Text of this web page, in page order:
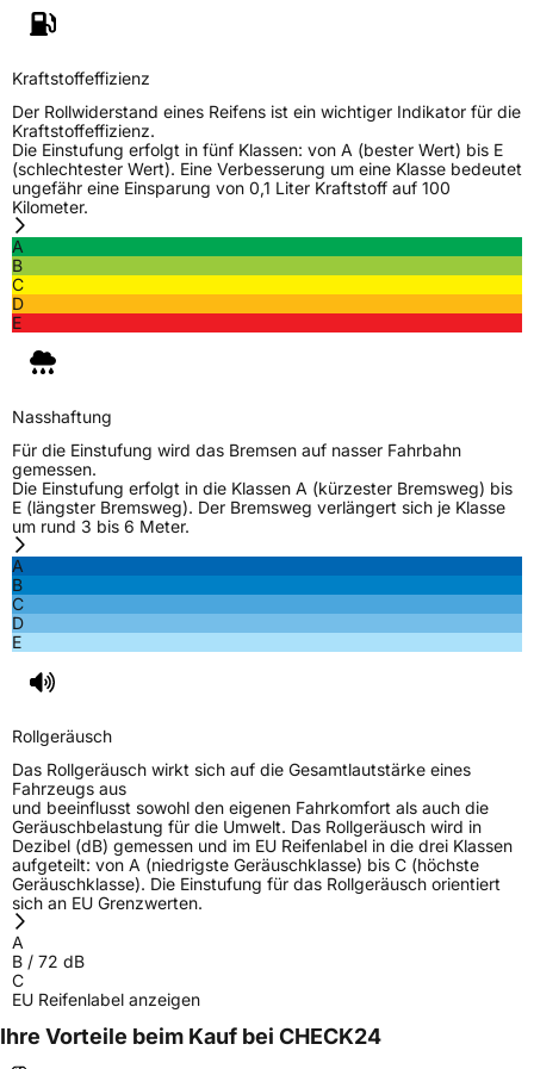
Kraftstoffeffizienz
Der Rollwiderstand eines Reifens ist ein wichtiger Indikator für die
Kraftstoffeffizienz.
Die Einstufung erfolgt in fünf Klassen: von A (bester Wert) bis E
(schlechtester Wert). Eine Verbesserung um eine Klasse bedeutet
ungefähr eine Einsparung von 0,1 Liter Kraftstoff auf 100
Kilometer.
A
B
C
D
E
Nasshaftung
Für die Einstufung wird das Bremsen auf nasser Fahrbahn
gemessen.
Die Einstufung erfolgt in die Klassen A (kürzester Bremsweg) bis
E (längster Bremsweg). Der Bremsweg verlängert sich je Klasse
um rund 3 bis 6 Meter.
A
B
C
D
E
Rollgeräusch
Das Rollgeräusch wirkt sich auf die Gesamtlautstärke eines
Fahrzeugs aus
und beeinflusst sowohl den eigenen Fahrkomfort als auch die
Geräuschbelastung für die Umwelt. Das Rollgeräusch wird in
Dezibel (dB) gemessen und im EU Reifenlabel in die drei Klassen
aufgeteilt: von A (niedrigste Geräuschklasse) bis C (höchste
Geräuschklasse). Die Einstufung für das Rollgeräusch orientiert
sich an EU Grenzwerten.
A
B / 72 dB
C
EU Reifenlabel anzeigen
Ihre Vorteile beim Kauf bei CHECK24